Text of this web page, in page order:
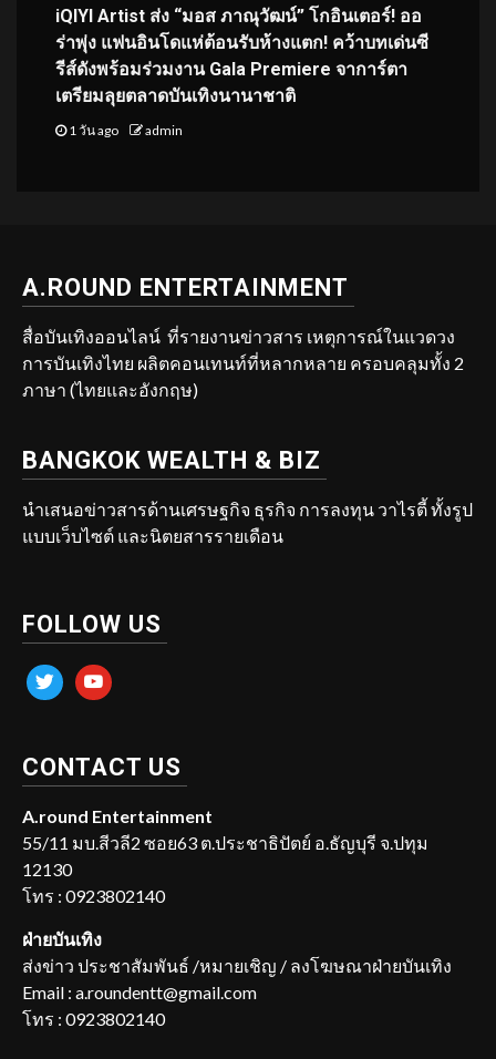
iQIYI Artist ส่ง “มอส ภาณุวัฒน์” โกอินเตอร์! ออ
ร่าพุ่ง แฟนอินโดแห่ต้อนรับห้างแตก! คว้าบทเด่นซี
รีส์ดังพร้อมร่วมงาน Gala Premiere จาการ์ตา
เตรียมลุยตลาดบันเทิงนานาชาติ
1 วัน ago admin
A.ROUND ENTERTAINMENT
สื่อบันเทิงออนไลน์ ที่รายงานข่าวสาร เหตุการณ์ในแวดวง
การบันเทิงไทย ผลิตคอนเทนท์ที่หลากหลาย ครอบคลุมทั้ง 2
ภาษา (ไทยและอังกฤษ)
BANGKOK WEALTH & BIZ
นำเสนอข่าวสารด้านเศรษฐกิจ ธุรกิจ การลงทุน วาไรตี้ ทั้งรูป
แบบเว็บไซต์ และนิตยสารรายเดือน
FOLLOW US
twitter youtube
CONTACT US
A.round Entertainment
55/11 มบ.สีวลี2 ซอย63 ต.ประชาธิปัตย์ อ.ธัญบุรี จ.ปทุม
12130
โทร : 0923802140
ฝ่ายบันเทิง
ส่งข่าว ประชาสัมพันธ์ /หมายเชิญ / ลงโฆษณาฝ่ายบันเทิง
Email : a.roundentt@gmail.com
โทร : 0923802140